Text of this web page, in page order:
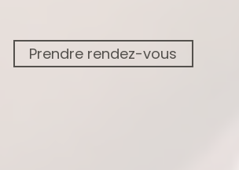
Prendre rendez-vous